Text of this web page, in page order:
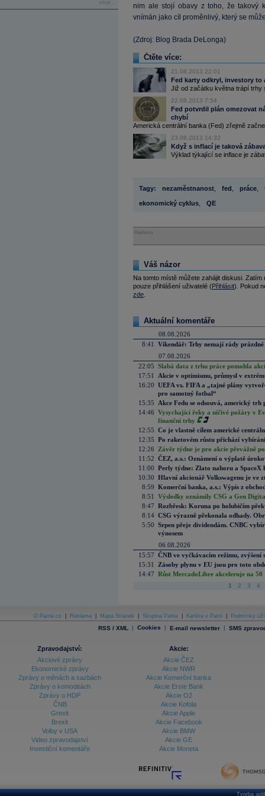
více...
nim ale stojí obavy z toho, že takový
vnímán jako cíl proměnlivý, který se
(Zdroj: Blog Brada DeLonga)
Čtěte více:
21.08.2013 22:01
Fed karty odkryl, investory to
Již od začátku května trápí trhy
22.08.2013 7:54
Fed potvrdil plán omezovat
chybí
Americká centrální banka (Fed) zřejmě
23.08.2013 14:32
Když s inflací je taková
Výklad týkající se inflace je
Tagy: nezaměstnanost fed práce
ekonomický cyklus QE
Reklama
Váš názor
Na tomto místě můžete zahájit diskusi.
pouze přihlášení uživatelé (Přihlásit). Pokud
zde
Aktuální komentáře
08.08.2026
8:41
Víkendář: Trhy nemají rády prázdné
07.08.2026
22:05 Slabá data z trhu práce pomohla
17:51
Akcie v optimismu, průmysl v
16:20 UEFA vs. FIFA a „tajné plány
pro samotný fotbal“
15:35
Akce Fedu se odsouvá, americký
14:46 Vysychající řeky a ničivé požáry v
finanční trhy
12:55 Co je vlastně cílem americké
12:35 Po raketovém růstu přichází
12:26
Závěr týdne je pro akcie převážně
11:52 ČEZ, a.s.: Oznámení o výplatě
11:00 Perly týdne: Zlato nahoru a SpaceX
10:30 Hlavní akcionář Volkswagenu je ve
8:59 Komerční banka, a.s.: Výpis z
8:51
Výsledky oznámily CSG a Gen
8:47 Rozbřesk: Koruna po holubičím
8:14 CSG výrazně překonala odhady.
5:50 Srpen přeje dividendám. CNBC
výnosem
06.08.2026
15:57 ČNB ve vyčkávacím režimu, zvýšení
15:31
Zásoby plynu v EU jsou pro toto
14:47 Růst MercadoLibre akceleruje na
1 2 3 4
O Patria.cz Reklama Mapa Stránek Skupina Patria Kariéra v Patrii Podmínky
RSS / XML | Cookies | E-mail newsletter | SMS
Zpravodajství:
Akciové zprávy
Ekonomické zprávy
Zprávy o měnách a sazbách
Zprávy o komoditách
Zprávy o HDP
ČNB
Grexit
Brexit
Volby v USA
Video zpravodajství
Investiční komentáře
Akcie:
Akcie ČEZ
Akcie NWR
Akcie Komerční banka
Akcie Erste Bank
Akcie O2
Akcie Kofola
Akcie Apple
Akcie Facebook
Akcie BMW
Akcie GE
Akcie Moneta
Tvorba